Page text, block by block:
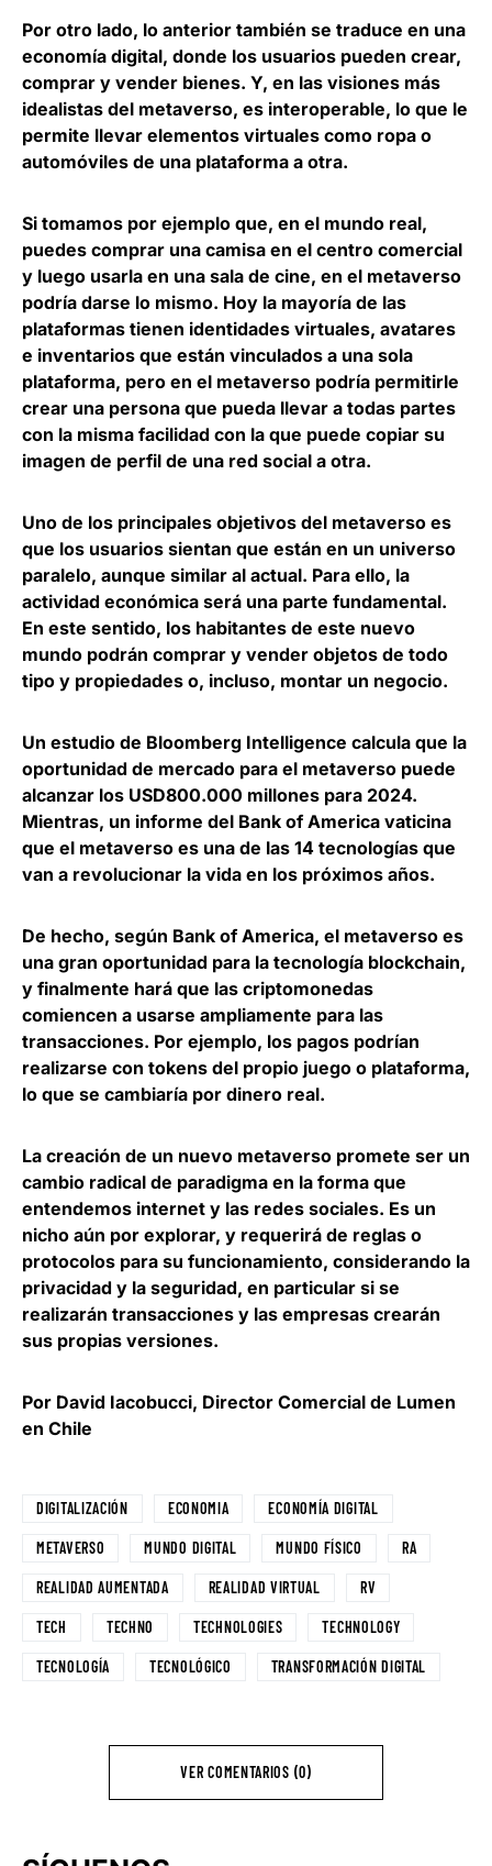
Por otro lado, lo anterior también se traduce en una
economía digital, donde los usuarios pueden crear,
comprar y vender bienes. Y, en las visiones más
idealistas del metaverso, es interoperable, lo que le
permite llevar elementos virtuales como ropa o
automóviles de una plataforma a otra.
Si tomamos por ejemplo que, en el mundo real,
puedes comprar una camisa en el centro comercial
y luego usarla en una sala de cine, en el metaverso
podría darse lo mismo. Hoy la mayoría de las
plataformas tienen identidades virtuales, avatares
e inventarios que están vinculados a una sola
plataforma, pero en el metaverso podría permitirle
crear una persona que pueda llevar a todas partes
con la misma facilidad con la que puede copiar su
imagen de perfil de una red social a otra.
Uno de los principales objetivos del metaverso es
que los usuarios sientan que están en un universo
paralelo, aunque similar al actual. Para ello, la
actividad económica será una parte fundamental.
En este sentido, los habitantes de este nuevo
mundo podrán comprar y vender objetos de todo
tipo y propiedades o, incluso, montar un negocio.
Un estudio de Bloomberg Intelligence calcula que la
oportunidad de mercado para el metaverso puede
alcanzar los USD800.000 millones para 2024.
Mientras, un informe del Bank of America vaticina
que el metaverso es una de las 14 tecnologías que
van a revolucionar la vida en los próximos años.
De hecho, según Bank of America, el metaverso es
una gran oportunidad para la tecnología blockchain,
y finalmente hará que las criptomonedas
comiencen a usarse ampliamente para las
transacciones. Por ejemplo, los pagos podrían
realizarse con tokens del propio juego o plataforma,
lo que se cambiaría por dinero real.
La creación de un nuevo metaverso promete ser un
cambio radical de paradigma en la forma que
entendemos internet y las redes sociales. Es un
nicho aún por explorar, y requerirá de reglas o
protocolos para su funcionamiento, considerando la
privacidad y la seguridad, en particular si se
realizarán transacciones y las empresas crearán
sus propias versiones.
Por David Iacobucci, Director Comercial de Lumen
en Chile
DIGITALIZACIÓN ECONOMIA ECONOMÍA DIGITAL
METAVERSO MUNDO DIGITAL MUNDO FÍSICO RA
REALIDAD AUMENTADA REALIDAD VIRTUAL RV
TECH TECHNO TECHNOLOGIES TECHNOLOGY
TECNOLOGÍA TECNOLÓGICO TRANSFORMACIÓN DIGITAL
VER COMENTARIOS (0)